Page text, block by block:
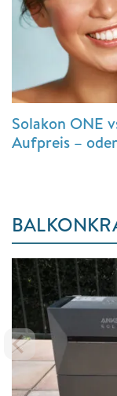
Solakon ONE
Aufpreis –